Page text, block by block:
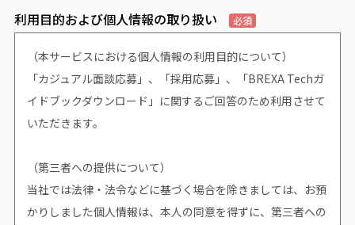
利用目的および個人情報の取り扱い 必須
（本サービスにおける個人情報の利用目的について）
「カジュアル面談応募」、「採用応募」、「BREXA Techガ
イドブックダウンロード」に関するご回答のため利用させて
いただきます。
（第三者への提供について）
当社では法律・法令などに基づく場合を除きましては、お預
かりしました個人情報は、本人の同意を得ずに、第三者への